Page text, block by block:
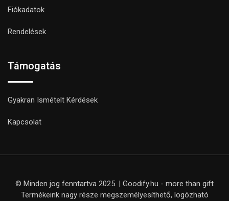
Fiókadatok
Rendelések
Támogatás
Gyakran Ismételt Kérdések
Kapcsolat
© Minden jog fenntartva 2025. | Goodify.hu - more than gift
Termékeink nagy része megszemélyesíthető, logózható